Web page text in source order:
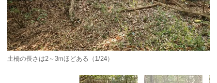
土橋の長さは2～3mほどある（1/24）